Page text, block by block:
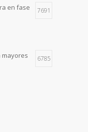
en fase
7691
mayores 6785